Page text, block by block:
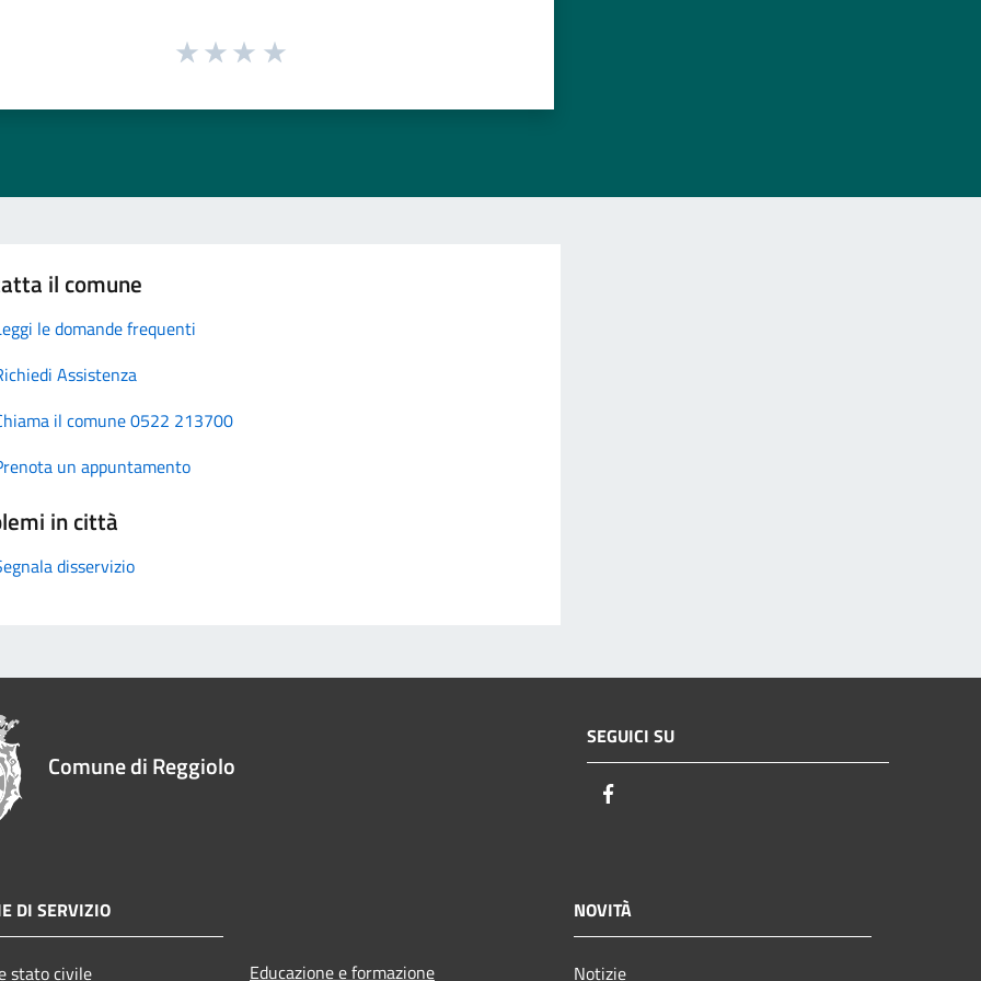
il comune
le domande frequenti
Assistenza
il comune 0522 213700
un appuntamento
in città
disservizio
Comune di Reggiolo
SEGUICI SU
DI SERVIZIO
stato civile Educazione e formazione
NOVITÀ
Notizie